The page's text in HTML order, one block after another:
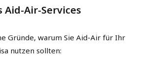
Air-Services
Gründe, warum Sie Aid-Air für Ihr
nutzen sollten: